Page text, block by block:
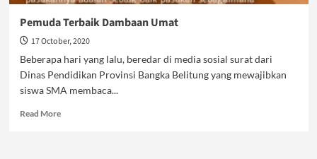
Pemuda Terbaik Dambaan Umat
17 October, 2020
Beberapa hari yang lalu, beredar di media sosial surat dari
Dinas Pendidikan Provinsi Bangka Belitung yang mewajibkan
siswa SMA membaca...
Read MoreRead